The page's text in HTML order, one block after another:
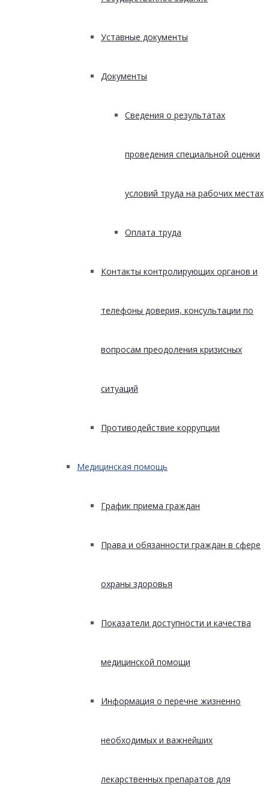
Уставные документы
Документы
Сведения о результатах
проведения специальной оценки
условий труда на рабочих местах
Оплата труда
Контакты контролирующих органов и
телефоны доверия, консультации по
вопросам преодоления кризисных
ситуаций
Противодействие коррупции
Медицинская помощь
График приема граждан
Права и обязанности граждан в сфере
охраны здоровья
Показатели доступности и качества
медицинской помощи
Информация о перечне жизненно
необходимых и важнейших
лекарственных препаратов для